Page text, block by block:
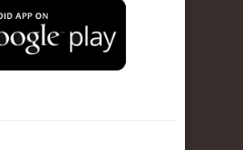
app-store.png